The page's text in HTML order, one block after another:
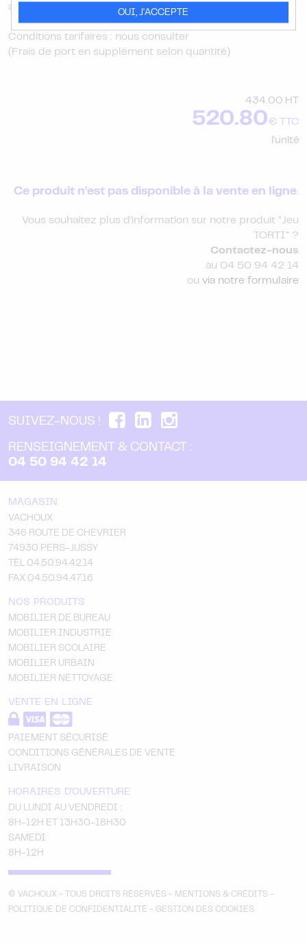
aux équipements des aires de jeux
Conditions tarifaires : nous consulter
(Frais de port en supplément selon quantité)
434.00 HT
520.80€ TTC
l'unité
Ce produit n'est pas disponible à la vente en ligne.
Vous souhaitez plus d'information sur notre produit "Jeu
TORTI" ?
Contactez-nous
au 04 50 94 42 14
ou via notre formulaire
SUIVEZ-NOUS !
RENSEIGNEMENT & CONTACT :
04 50 94 42 14
MAGASIN
VACHOUX
346 ROUTE DE CHEVRIER
74930 PERS-JUSSY
TÉL 04.50.94.42.14
FAX 04.50.94.47.16
NOS PRODUITS
MOBILIER DE BUREAU
MOBILIER INDUSTRIE
MOBILIER SCOLAIRE
MOBILIER URBAIN
MOBILIER NETTOYAGE
VENTE EN LIGNE
PAIEMENT SÉCURISÉ
CONDITIONS GÉNÉRALES DE VENTE
LIVRAISON
HORAIRES D'OUVERTURE
DU LUNDI AU VENDREDI :
8H-12H ET 13H30-18H30
SAMEDI
8H-12H
© VACHOUX - TOUS DROITS RÉSERVÉS - MENTIONS & CRÉDITS -
POLITIQUE DE CONFIDENTIALITÉ - GESTION DES COOKIES
OUI, J'ACCEPTE